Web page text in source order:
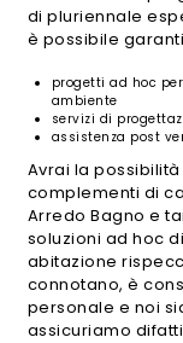
di pluriennale
è possibile
progetti ad hoc
ambiente
servizi di
assistenza post
Avrai la
complementi di
Arredo Bagno e
soluzioni ad hoc
abitazione
connotano, è
personale e noi
assicuriamo